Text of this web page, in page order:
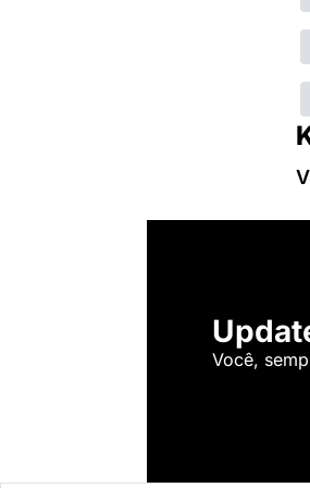
Você,